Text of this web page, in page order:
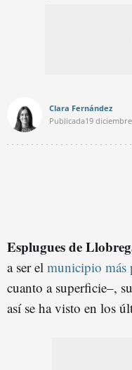
Clara Fernández
Publicada19
Esplugues de
a ser el municipio más
cuanto a superficie–,
así se ha visto en los